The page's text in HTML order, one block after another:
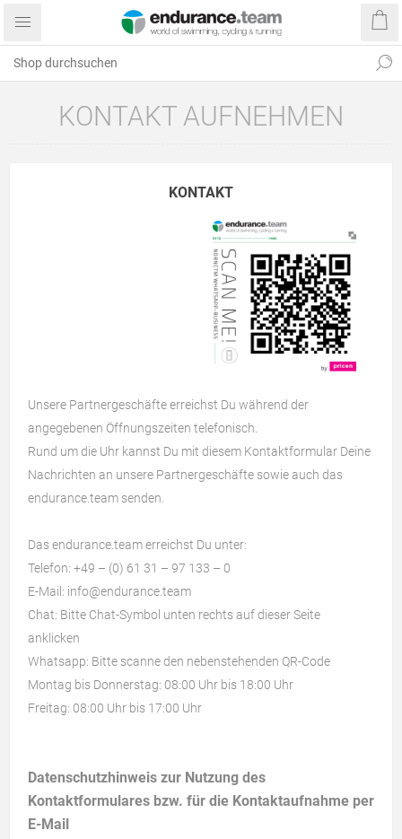
KONTAKT AUFNEHMEN
KONTAKT
Unsere Partnergeschäfteerreichst Du während der
angegebenen Öffnungszeiten telefonisch.
Rund um die Uhr kannst Du mit diesem Kontaktformular Deine
Nachrichten an unsere Partnergeschäfte sowie auch das
endurance.team senden.
Das endurance.team erreichst Du unter:
Telefon: +49 – (0) 61 31 – 97 133 – 0
E-Mail: info@endurance.team
Chat: Bitte Chat-Symbol unten rechts auf dieser Seite
anklicken
Whatsapp: Bitte scanne den nebenstehenden QR-Code
Montag bis Donnerstag: 08:00 Uhr bis 18:00 Uhr
Freitag: 08:00 Uhr bis 17:00 Uhr
Datenschutzhinweis zur Nutzung des
Kontaktformulares bzw. für die Kontaktaufnahme per
E-Mail